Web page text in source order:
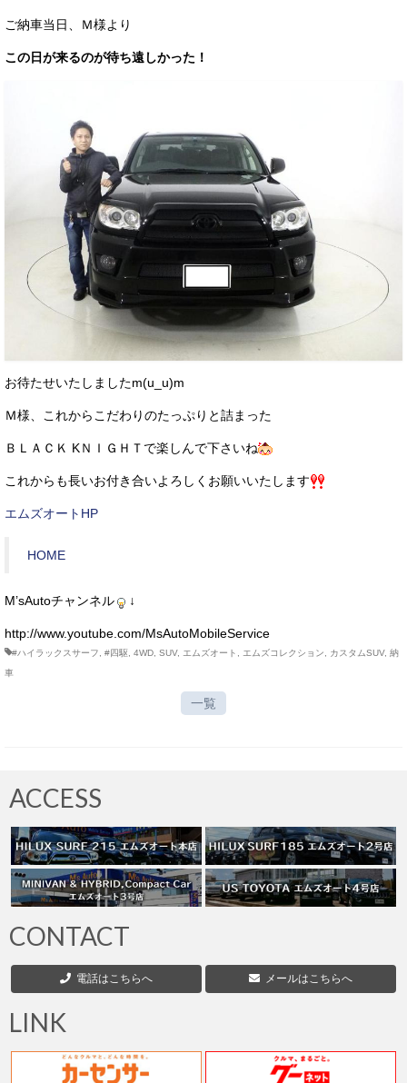
ご納車当日、Ｍ様より
この日が来るのが待ち遠しかった！
お待たせいたしましたm(u_u)m
Ｍ様、これからこだわりのたっぷりと詰まった
ＢＬＡＣＫ KＮＩＧＨＴで楽しんで下さいね
これからも長いお付き合いよろしくお願いいたします
エムズオートHP
HOME
M’sAutoチャンネル ↓
http://www.youtube.com/MsAutoMobileService
#ハイラックスサーフ #四駆 4WD SUV, エムズオート エムズコレクション カスタムSUV, 納
車
一覧
ACCESS
CONTACT
電話はこちらへ メールはこちらへ
LINK